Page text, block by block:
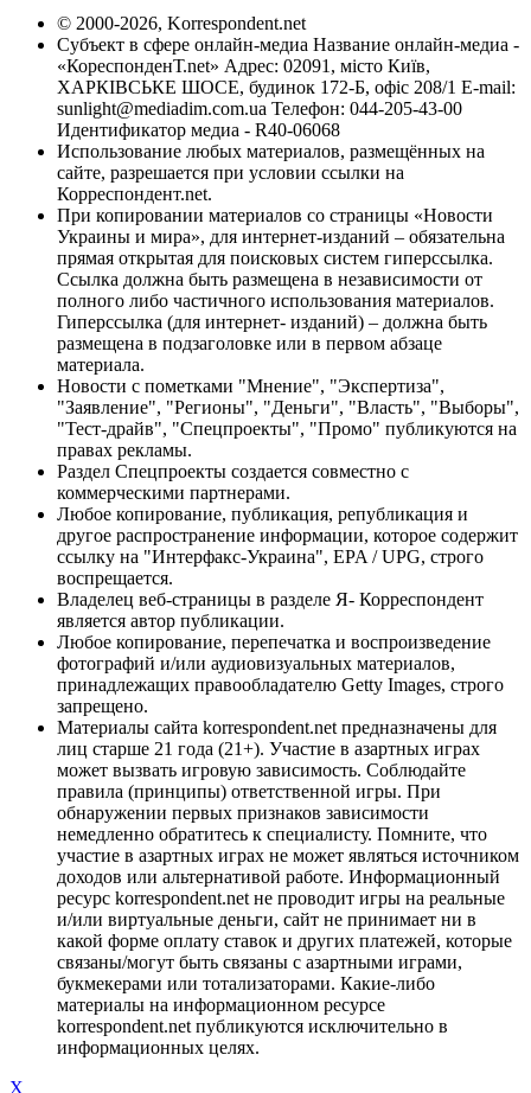
© 2000-2026, Korrespondent.net
Субъект в сфере онлайн-медиа Название онлайн-медиа -
«КореспонденТ.net» Адрес: 02091, місто Київ,
ХАРКІВСЬКЕ ШОСЕ, будинок 172-Б, офіс 208/1 E-mail:
sunlight@mediadim.com.ua Телефон: 044-205-43-00
Идентификатор медиа - R40-06068
Использование любых материалов, размещённых на
сайте, разрешается при условии ссылки на
Корреспондент.net.
При копировании материалов со страницы «Новости
Украины и мира», для интернет-изданий – обязательна
прямая открытая для поисковых систем гиперссылка.
Ссылка должна быть размещена в независимости от
полного либо частичного использования материалов.
Гиперссылка (для интернет- изданий) – должна быть
размещена в подзаголовке или в первом абзаце
материала.
Новости с пометками "Мнение", "Экспертиза",
"Заявление", "Регионы", "Деньги", "Власть", "Выборы",
"Тест-драйв", "Спецпроекты", "Промо" публикуются на
правах рекламы.
Раздел Спецпроекты создается совместно с
коммерческими партнерами.
Любое копирование, публикация, републикация и
другое распространение информации, которое содержит
ссылку на "Интерфакс-Украина", EPA / UPG, строго
воспрещается.
Владелец веб-страницы в разделе Я- Корреспондент
является автор публикации.
Любое копирование, перепечатка и воспроизведение
фотографий и/или аудиовизуальных материалов,
принадлежащих правообладателю Getty Images, строго
запрещено.
Материалы сайта korrespondent.net предназначены для
лиц старше 21 года (21+). Участие в азартных играх
может вызвать игровую зависимость. Соблюдайте
правила (принципы) ответственной игры. При
обнаружении первых признаков зависимости
немедленно обратитесь к специалисту. Помните, что
участие в азартных играх не может являться источником
доходов или альтернативой работе. Информационный
ресурс korrespondent.net не проводит игры на реальные
и/или виртуальные деньги, сайт не принимает ни в
какой форме оплату ставок и других платежей, которые
связаны/могут быть связаны с азартными играми,
букмекерами или тотализаторами. Какие-либо
материалы на информационном ресурсе
korrespondent.net публикуются исключительно в
информационных целях.
X